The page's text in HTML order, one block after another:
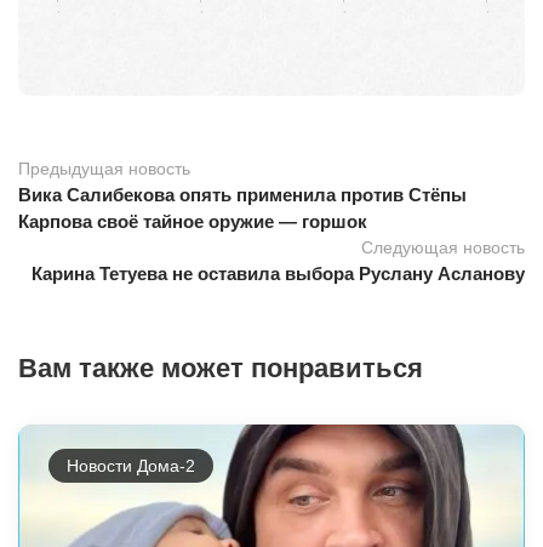
Предыдущая новость
Вика Салибекова опять применила против Стёпы
Карпова своё тайное оружие — горшок
Следующая новость
Карина Тетуева не оставила выбора Руслану Асланову
Вам также может понравиться
Новости Дома-2